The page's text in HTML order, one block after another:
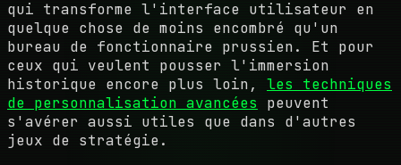
qui transforme l'interface utilisateur en
quelque chose de moins encombré qu'un
bureau de fonctionnaire prussien. Et pour
ceux qui veulent pousser l'immersion
historique encore plus loin, les techniques
de personnalisation avancées peuvent
s'avérer aussi utiles que dans d'autres
jeux de stratégie.